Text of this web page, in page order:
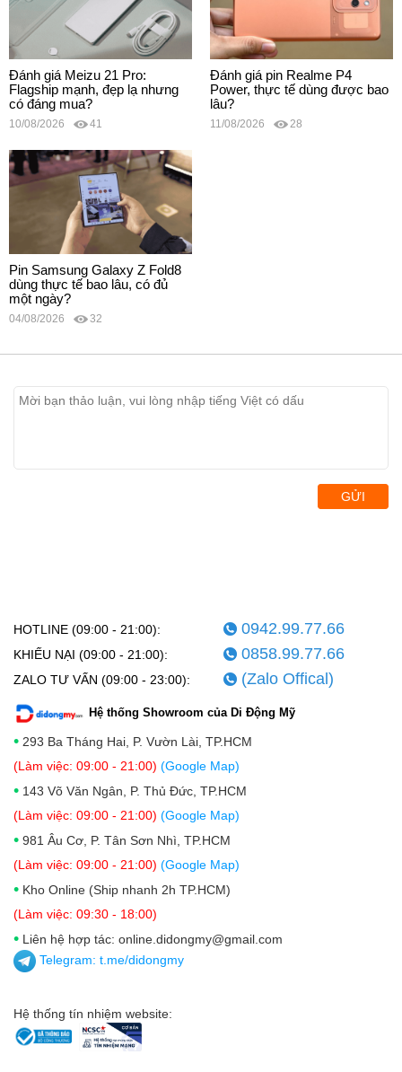
Đánh giá Meizu 21 Pro:
Flagship mạnh, đẹp lạ nhưng
có đáng mua?
10/08/2026 41
Đánh giá pin Realme P4
Power, thực tế dùng được bao
lâu?
11/08/2026 28
Pin Samsung Galaxy Z Fold8
dùng thực tế bao lâu, có đủ
một ngày?
04/08/2026 32
GỬI
HOTLINE (09:00 - 21:00): 0942.99.77.66
KHIẾU NẠI (09:00 - 21:00): 0858.99.77.66
ZALO TƯ VẤN (09:00 - 23:00): (Zalo Offical)
Hệ thống Showroom của Di Động Mỹ
• 293 Ba Tháng Hai, P. Vườn Lài, TP.HCM
(Làm việc: 09:00 - 21:00) (Google Map)
• 143 Võ Văn Ngân, P. Thủ Đức, TP.HCM
(Làm việc: 09:00 - 21:00) (Google Map)
• 981 Âu Cơ, P. Tân Sơn Nhì, TP.HCM
(Làm việc: 09:00 - 21:00) (Google Map)
• Kho Online (Ship nhanh 2h TP.HCM)
(Làm việc: 09:30 - 18:00)
• Liên hệ hợp tác: online.didongmy@gmail.com
Telegram: t.me/didongmy
Hệ thống tín nhiệm website: